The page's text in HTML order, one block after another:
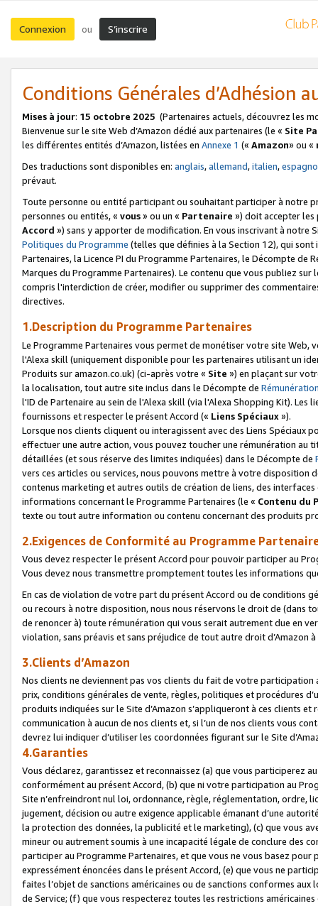
Connexion ou S’inscrire
Conditions Générales d’Adhésion
Mises à jour: 15 octobre 2025 (Partenaires actuels, découvrez les
Bienvenue sur le site Web d’Amazon dédié aux partenaires (le « Site
les différentes entités d’Amazon, listées en Annexe 1 (« Amazon» ou «
Des traductions sont disponibles en: anglais,allemand,italien,
prévaut.
Toute personne ou entité participant ou souhaitant participer à notre
personnes ou entités, « vous» ou un « Partenaire ») doit accepter les
Accord ») sans y apporter de modification. En vous inscrivant à notre
Politiques du Programme (telles que définies à la Section 12), qui
Partenaires, la Licence PI du Programme Partenaires, le Décompte de
Marques du Programme Partenaires). Le contenu que vous publiez
compris l'interdiction de créer, modifier ou supprimer des
directives.
1.Description du Programme Partenaires
Le Programme Partenaires vous permet de monétiser votre site Web,
l'Alexa skill (uniquement disponible pour les partenaires utilisant un
Produits sur amazon.co.uk) (ci-après votre « Site ») en plaçant sur
la localisation, tout autre site inclus dans le Décompte de
l'ID de Partenaire au sein de l'Alexa skill (via l'Alexa Shopping Kit).
fournissons et respecter le présent Accord (« Liens Spéciaux»).
Lorsque nos clients cliquent ou interagissent avec des Liens Spéciaux
effectuer une autre action, vous pouvez toucher une rémunération
détaillées (et sous réserve des limites indiquées) dans le Décompte de
vers ces articles ou services, nous pouvons mettre à votre disposition
contenus marketing et autres outils de création de liens, des
informations concernant le Programme Partenaires (le « Contenu du
texte ou tout autre information ou contenu concernant des produits
2.Exigences de Conformité au Programme
Vous devez respecter le présent Accord pour pouvoir participer au
Vous devez nous transmettre promptement toutes les informations
En cas de violation de votre part du présent Accord ou de conditions
ou recours à notre disposition, nous nous réservons le droit de (dans
de renoncer à) toute rémunération qui vous serait autrement due en
violation, sans préavis et sans préjudice de tout autre droit
3.Clients d’Amazon
Nos clients ne deviennent pas vos clients du fait de votre
prix, conditions générales de vente, règles, politiques et procédures
produits indiquées sur le Site d’Amazon s’appliqueront à ces clients
communication à aucun de nos clients et, si l’un de nos clients vous
devrez lui indiquer d’utiliser les coordonnées figurant sur le Site
4.Garanties
Vous déclarez, garantissez et reconnaissez (a) que vous participerez
conformément au présent Accord, (b) que ni votre participation au
Site n’enfreindront nul loi, ordonnance, règle, réglementation, ordre,
jugement, décision ou autre exigence applicable émanant d’une
la protection des données, la publicité et le marketing), (c) que vous
mineur ou autrement soumis à une incapacité légale de conclure des
participer au Programme Partenaires, et que vous ne vous basez
expressément énoncées dans le présent Accord, (e) que vous ne
faites l’objet de sanctions américaines ou de sanctions conformes
de Service; (f) que vous respecterez toutes les restrictions